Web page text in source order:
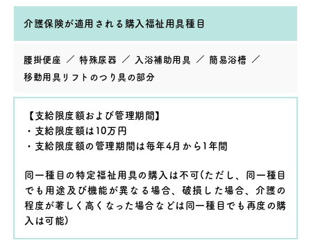
介護保険が適用される購入福祉用具種目
腰掛便座 特殊尿器 入浴補助用具
簡易浴槽
移動用具リフトのつり具の部分
【支給限度額および管理期間】
・支給限度額は10万円
・支給限度額の管理期間は毎年4月から1年間
同一種目の特定福祉用具の購入は不可(ただし、同一種目
でも用途及び機能が異なる場合、破損した場合、介護の
程度が著しく高くなった場合などは同一種目でも再度の購
入は可能)